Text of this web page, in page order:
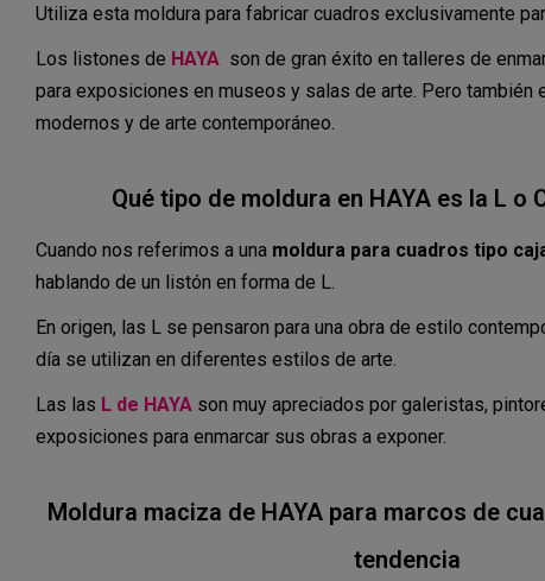
Utiliza esta moldura para fabricar cuadros exclusivamente
Los listones de HAYA son de gran éxito en talleres de
para exposiciones en museos y salas de arte. Pero también
modernos y de arte contemporáneo.
Qué tipo de moldura en HAYA es la L o
Cuando nos referimos a una moldura para cuadros tipo
hablando de un listón en forma de L.
En origen, las L se pensaron para una obra de estilo
día se utilizan en diferentes estilos de arte.
Las las L de HAYA son muy apreciados por galeristas,
exposiciones para enmarcar sus obras a exponer.
Moldura maciza de HAYA para marcos de
tendencia